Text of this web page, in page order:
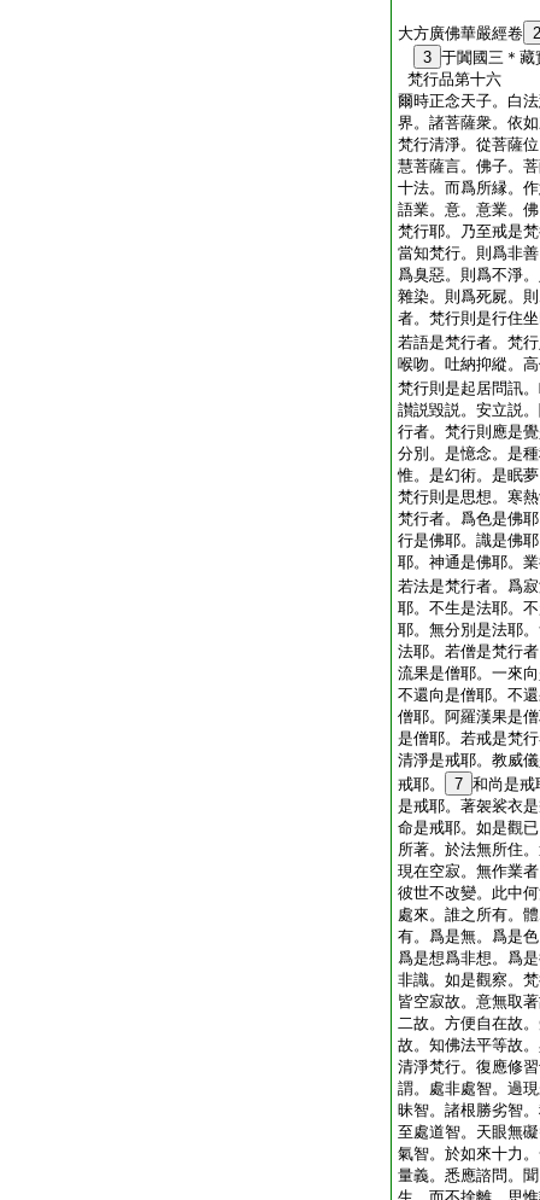
大方廣佛華嚴經卷 2
3 于闐國三＊
梵行品第十六
爾時正念天子。白
界。諸菩薩衆。依
梵行清淨。從菩薩
慧菩薩言。佛子。
十法。而爲所縁。
語業。意。意業。
梵行耶。乃至戒是
當知梵行。則爲非
爲臭惡。則爲不淨
雜染。則爲死屍。
者。梵行則是行住
若語是梵行者。梵
喉吻。吐納抑縱。
梵行則是起居問訊
讃説毀説。安立説
行者。梵行則應是
分別。是憶念。是
惟。是幻術。是眠
梵行則是思想。寒
梵行者。爲色是佛
行是佛耶。識是佛
耶。神通是佛耶。
若法是梵行者。爲
耶。不生是法耶。
耶。無分別是法耶
法耶。若僧是梵行
流果是僧耶。一來
不還向是僧耶。不
僧耶。阿羅漢果是
是僧耶。若戒是梵
清淨是戒耶。教威
戒耶。
7 和尚是戒
是戒耶。著袈裟衣
命是戒耶。如是觀
所著。於法無所住
現在空寂。無作業
彼世不改變。此中
處來。誰之所有。
有。爲是無。爲是
爲是想爲非想。爲
非識。如是觀察。
皆空寂故。意無取
二故。方便自在故
故。知佛法平等故
清淨梵行。復應修
謂。處非處智。過
昧智。諸根勝劣智
至處道智。天眼無
氣智。於如來十力
量義。悉應諮問。